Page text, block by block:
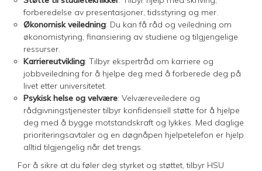
forberedelse av presentasjoner, tidsstyring og mer.
Økonomisk veiledning: Du kan få råd og veiledning om
økonomistyring, finansiering av studiene og tilgjengelige
ressurser.
Karriereutvikling: Tilbyr ekspertråd om karriere og
jobbveiledning for å hjelpe deg med å forberede deg på
livet etter universitetet.
Psykisk helse og velvære: Velværeveiledere og
rådgivningstjenester tilbyr konfidensiell støtte for å hjelpe
deg med å bygge motstandskraft og lykkes. Med daglige
prioriteringsavtaler og en døgnåpen hjelpetelefon er hjelp
alltid tilgjengelig når det trengs.
For å sikre at du føler deg styrket og støttet, tilbyr HSU